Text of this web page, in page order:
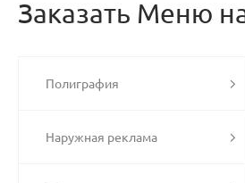
Заказать Меню
Полиграфия
Наружная реклама